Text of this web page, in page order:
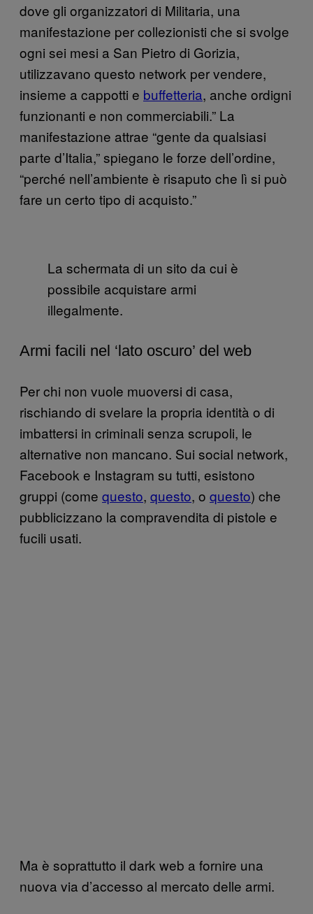
dove gli organizzatori di Militaria, una
manifestazione per collezionisti che si svolge
ogni sei mesi a San Pietro di Gorizia,
utilizzavano questo network per vendere,
insieme a cappotti e buffetteria, anche ordigni
funzionanti e non commerciabili.” La
manifestazione attrae “gente da qualsiasi
parte d’Italia,” spiegano le forze dell’ordine,
“perché nell’ambiente è risaputo che lì si può
fare un certo tipo di acquisto.”
La schermata di un sito da cui è
possibile acquistare armi
illegalmente.
Armi facili nel ‘lato oscuro’ del web
Per chi non vuole muoversi di casa,
rischiando di svelare la propria identità o di
imbattersi in criminali senza scrupoli, le
alternative non mancano. Sui social network,
Facebook e Instagram su tutti, esistono
gruppi (come questo, questo, o questo) che
pubblicizzano la compravendita di pistole e
fucili usati.
Ma è soprattutto il dark web a fornire una
nuova via d’accesso al mercato delle armi.